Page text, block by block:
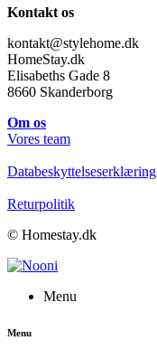
Kontakt os
kontakt@stylehome.dk
HomeStay.dk
Elisabeths Gade 8
8660 Skanderborg
Om os
Vores team
Databeskyttelseserklæring
Returpolitik
© Homestay.dk
Menu
Menu